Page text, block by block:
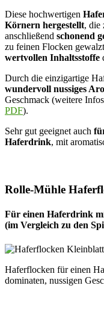
Diese hochwertigen
Körnern hergestellt, die
anschließend schonend
zu feinen Flocken
wertvollen Inhaltsstoffe
Durch die einzigartige
wundervoll nussiges
Geschmack (weitere
PDF).
Sehr gut geeignet auch
Haferdrink, mit
Rolle-Mühle
Für einen Haferdrink
(im Vergleich zu den
Haferflocken für einen
dominaten, nussigen